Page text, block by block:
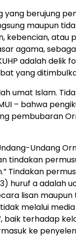
yang berujung
maupun
kebencian, atau
agama,
adalah delik
yang
umat Islam.
– bahwa
pembubaran
Undang
tindakan
Tindakan
huruf a adalah
lisan
melalui
baik terhadap
ke